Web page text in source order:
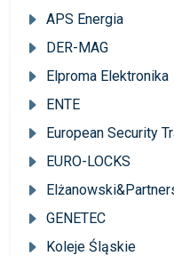
APS Energia
DER-MAG
Elproma Elektronika
ENTE
European Security
EURO-LOCKS
GENETEC
Koleje Śląskie